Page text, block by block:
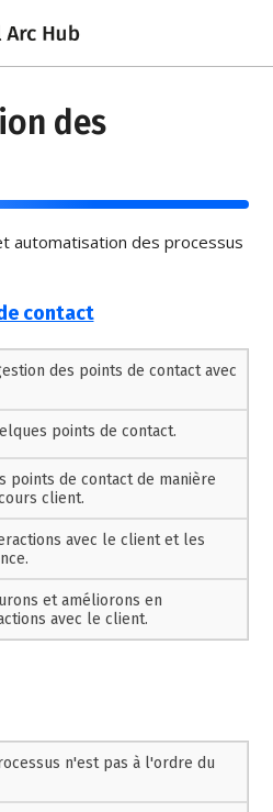
des
automatisation des processus
contact
des points de contact avec
points de contact.
points de contact de manière
client.
avec le client et les
et améliorons en
avec le client.
n'est pas à l'ordre du